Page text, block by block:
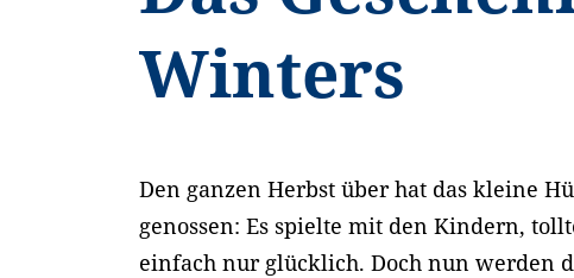
Winters
Den ganzen Herbst über hat das kleine
genossen: Es spielte mit den Kindern,
einfach nur glücklich. Doch nun werden